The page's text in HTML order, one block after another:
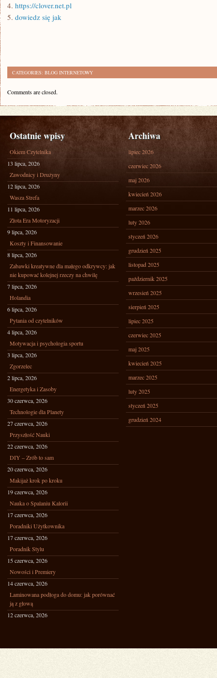
4. https://clover.net.pl
5. dowiedz się jak
CATEGORIES: BLOG INTERNETOWY
Comments are closed.
Ostatnie wpisy
Okiem Czytelnika
13 lipca, 2026
Zawodnicy i Drużyny
12 lipca, 2026
Wasza Strefa
11 lipca, 2026
Złota Era Motoryzacji
9 lipca, 2026
Koszty i Finansowanie
8 lipca, 2026
Zabawki kreatywne dla małego odkrywcy: jak
nie kupować kolejnej rzeczy na chwilę
7 lipca, 2026
Holandia
6 lipca, 2026
Pytania od czytelników
4 lipca, 2026
Motywacja i psychologia sportu
3 lipca, 2026
Zgorzelec
2 lipca, 2026
Energetyka i Zasoby
30 czerwca, 2026
Technologie dla Planety
27 czerwca, 2026
Przyszłość Nauki
22 czerwca, 2026
DIY – Zrób to sam
20 czerwca, 2026
Makijaż krok po kroku
19 czerwca, 2026
Nauka o Spalaniu Kalorii
17 czerwca, 2026
Poradniki Użytkownika
17 czerwca, 2026
Poradnik Stylu
15 czerwca, 2026
Nowości i Premiery
14 czerwca, 2026
Laminowana podłoga do domu: jak porównać
ją z głową
12 czerwca, 2026
Archiwa
lipiec 2026
czerwiec 2026
maj 2026
kwiecień 2026
marzec 2026
luty 2026
styczeń 2026
grudzień 2025
listopad 2025
październik 2025
wrzesień 2025
sierpień 2025
lipiec 2025
czerwiec 2025
maj 2025
kwiecień 2025
marzec 2025
luty 2025
styczeń 2025
grudzień 2024